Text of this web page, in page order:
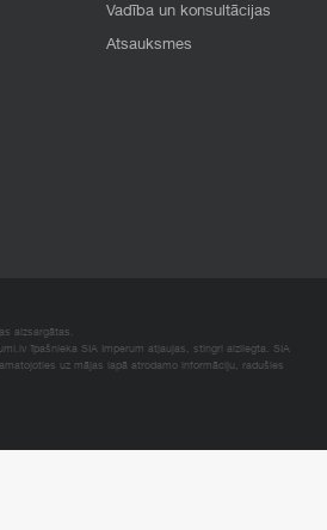
Vadība un konsultācijas
Atsauksmes
aizsargātas.
īpašnieka SIA Imperum atļaujas, stingri aizliegta. SIA
uz mājas lapā atrodamo informāciju, radušies